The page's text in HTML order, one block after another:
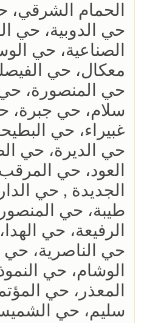
الحمام الشرقي،
حي الدوبية، حي
الصناعية، حي
معكال، حي
حي المنصورة،
سلام، حي جبرة،
غبيراء، حي
حي الديرة، حي
العود، حي
الجديدة , حي
طيبة، حي
الرفيعة، حي
حي الناصرية،
الوشام، حي
المعذر، حي
سليم، حي